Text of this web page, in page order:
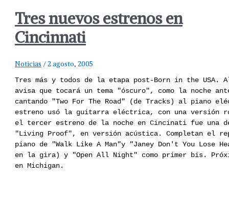
Tres nuevos estrenos en
Cincinnati
Noticias /2 agosto, 2005
Tres más y todos de la etapa post-Born in the USA.
avisa que tocará un tema "óscuro", como la noche
cantando "Two For The Road" (de Tracks) al piano
estreno usó la guitarra eléctrica, con una versión
el tercer estreno de la noche en Cincinati fue una
"Living Proof", en versión acústica. Completan el
piano de "Walk Like A Man"y "Janey Don't You Lose
en la gira) y "Open All Night" como primer bis.
en Michigan.